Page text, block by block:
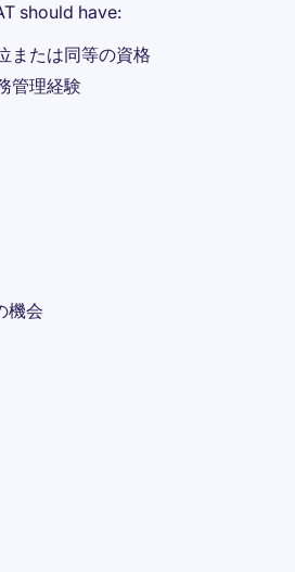
should have:
または同等の資格
管理経験
機会